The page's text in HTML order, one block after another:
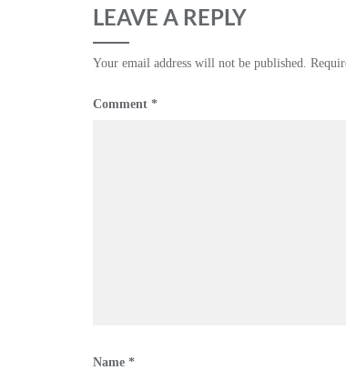
LEAVE A REPLY
Your email address will not be published.
Comment *
Name *